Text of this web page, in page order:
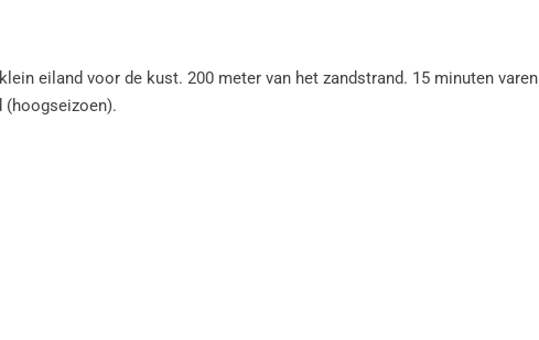
eiland voor de kust. 200 meter van het zandstrand. 15 minuten varen
(hoogseizoen).